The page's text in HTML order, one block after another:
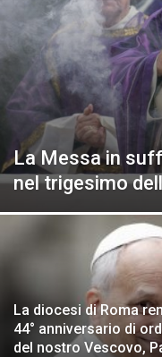
La Messa in
nel trigesimo
La diocesi di Roma
44° anniversario di
del nostro Vescovo,